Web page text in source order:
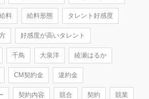
料 給料形態 タレント好感度
好感度が高いタレント
千鳥 大泉洋 綾瀬はるか
CM契約金 違約金
契約内容 競合 契約 競業